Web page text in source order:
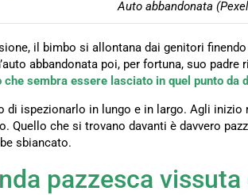
Auto abbandonata
il bimbo si allontana dai genitori
abbandonata poi, per fortuna, suo
sembra essere lasciato in quel punto da
di ispezionarlo in lungo e in largo. Agli
Quello che si trovano davanti è davvero
sbiancato.
pazzesca